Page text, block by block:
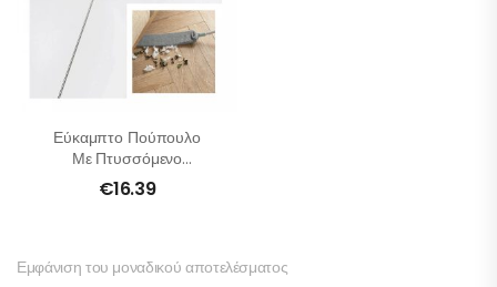
Εύκαμπτο Πούπουλο
Με Πτυσσόμενο
Κοντάρι 2 Σε 1
€16.39
Εμφάνιση του μοναδικού αποτελέσματος